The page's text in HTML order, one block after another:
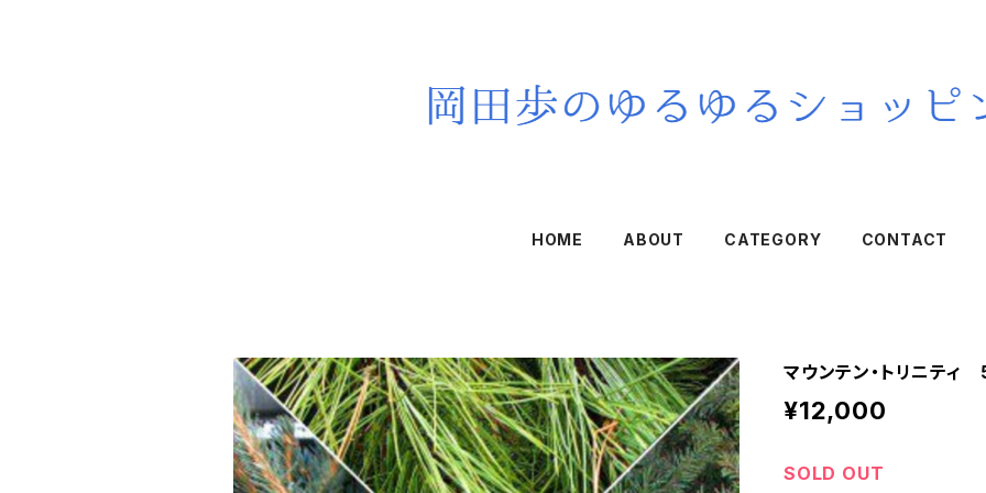
HOME ABOUT CATEGORY CONTACT
マウンテン・トリニティ
¥12,000
SOLD OUT